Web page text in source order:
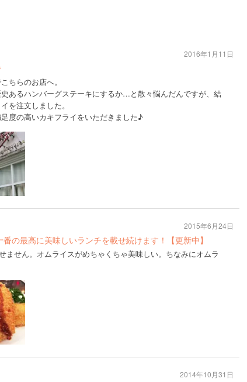
ちらのお店へ。
あるハンバーグステーキにするか…と散々悩んだんですが、結
を注文しました。
度の高いカキフライをいただきました♪
2016年1月11日
の最高に美味しいランチを載せ続けます！【更新中】
ません。オムライスがめちゃくちゃ美味しい。ちなみにオムラ
2015年6月24日
2014年10月31日